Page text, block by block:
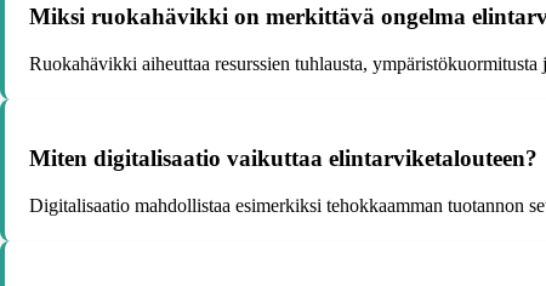
Miksi ruokahävikki on merkittävä ongelma
Ruokahävikki aiheuttaa resurssien tuhlausta,
Miten digitalisaatio vaikuttaa elintarviketalouteen?
Digitalisaatio mahdollistaa esimerkiksi tehokkaamman tuotannon